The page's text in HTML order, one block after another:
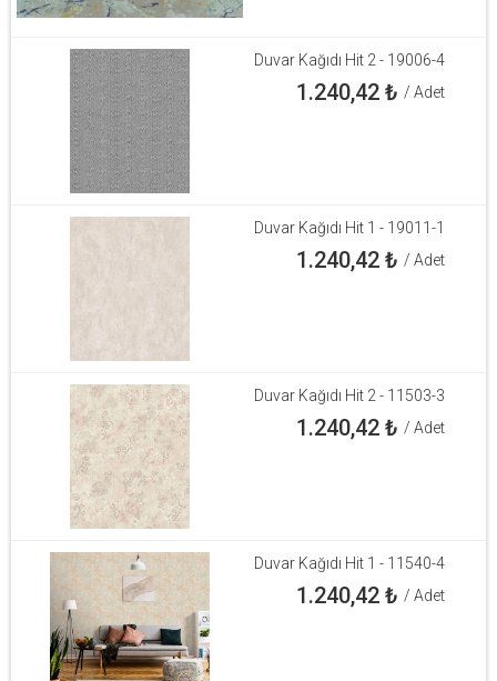
Duvar Kağıdı Hit 2 - 19006-4
1.240,42₺ / Adet
Duvar Kağıdı Hit 1 - 19011-1
1.240,42₺ / Adet
Duvar Kağıdı Hit 2 - 11503-3
1.240,42₺ / Adet
Duvar Kağıdı Hit 1 - 11540-4
1.240,42₺ / Adet